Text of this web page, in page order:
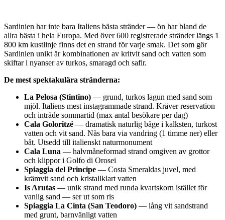
Sardinien har inte bara Italiens bästa stränder — ön har bland de
allra bästa i hela Europa. Med över 600 registrerade stränder längs 1
800 km kustlinje finns det en strand för varje smak. Det som gör
Sardinien unikt är kombinationen av kritvit sand och vatten som
skiftar i nyanser av turkos, smaragd och safir.
De mest spektakulära stränderna:
La Pelosa (Stintino) — grund, turkos lagun med sand som
mjöl. Italiens mest instagrammade strand. Kräver reservation
och inträde sommartid (max antal besökare per dag)
Cala Goloritzé — dramatisk naturlig båge i kalksten, turkost
vatten och vit sand. Nås bara via vandring (1 timme ner) eller
båt. Utsedd till italienskt naturmonument
Cala Luna — halvmåneformad strand omgiven av grottor
och klippor i Golfo di Orosei
Spiaggia del Principe — Costa Smeraldas juvel, med
krämvit sand och kristallklart vatten
Is Arutas — unik strand med runda kvartskorn istället för
vanlig sand — ser ut som ris
Spiaggia La Cinta (San Teodoro) — lång vit sandstrand
med grunt, barnvänligt vatten